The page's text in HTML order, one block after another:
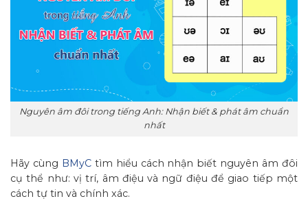
Nguyên âm đôi trong tiếng Anh: Nhận biết & phát âm chuẩn
nhất
Hãy cùng BMyCtìm hiểu cách nhận biết nguyên âm đôi
cụ thể như: vị trí, âm điệu và ngữ điệu để giao tiếp một
cách tự tin và chính xác.